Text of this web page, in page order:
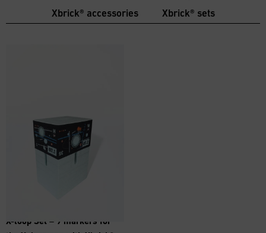
Xbrick® accessories
Xbrick® sets
X-loop Set – 9 markers for